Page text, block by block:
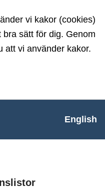
vi kakor (cookies)
sätt för dig. Genom
att vi använder kakor.
English